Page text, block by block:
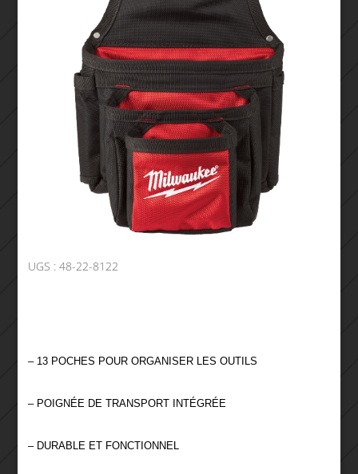
UGS : 48-22-8122
– 13 POCHES POUR ORGANISER LES OUTILS
– POIGNÉE DE TRANSPORT INTÉGRÉE
– DURABLE ET FONCTIONNEL